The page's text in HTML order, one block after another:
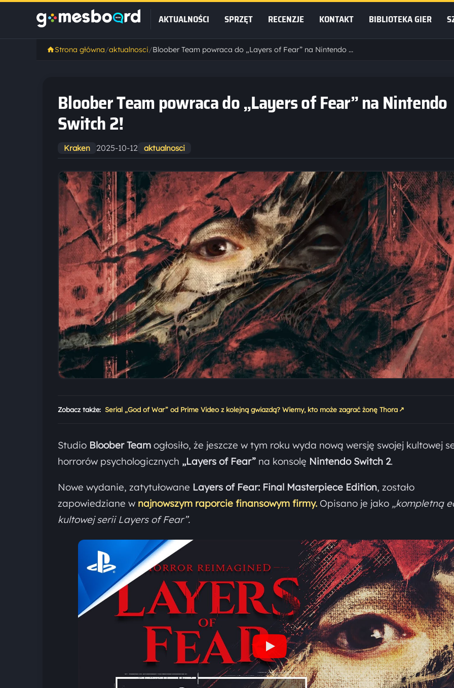
AKTUALNOŚCI SPRZĘT RECENZJE KONTAKT BIBLIOTEKA GIER
Strona główna/aktualnosci/ Bloober Team powraca do „Layers of Fear” na Nintendo Switch 2!
Bloober Team powraca do „Layers of Fear” na Nintendo
Switch 2!
Kraken 2025-10-12 aktualnosci
Zobacz także: Serial „God of War” od Prime Video z kolejną gwiazdą? Wiemy, kto może zagrać żonę Thora ↗
Studio Bloober Team ogłosiło, że jeszcze w tym roku wyda nową wersję swojej kultowej
horrorów psychologicznych „Layers of Fear” na konsolę Nintendo Switch 2.
Nowe wydanie, zatytułowane Layers of Fear: Final Masterpiece Edition, zostało
zapowiedziane w najnowszym raporcie finansowym firmy. Opisano je jako „kompletną
kultowej serii Layers of Fear”.